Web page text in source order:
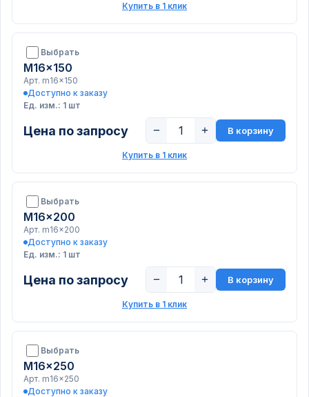
Купить в 1 клик
Выбрать
M16x150
Арт. m16x150
Доступно к заказу
Ед. изм.: 1 шт
Цена по запросу − + В корзину
Купить в 1 клик
Выбрать
M16x200
Арт. m16x200
Доступно к заказу
Ед. изм.: 1 шт
Цена по запросу − + В корзину
Купить в 1 клик
Выбрать
M16x250
Арт. m16x250
Доступно к заказу